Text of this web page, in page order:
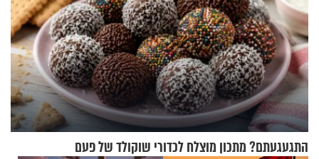
התגעגעתם? מתכון מוצלח לכדורי שוקולד של פעם